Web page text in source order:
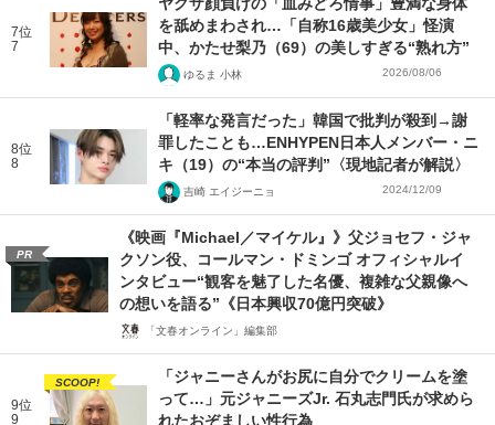
7位
7
ヤクザ顔負けの「血みどろ情事」豊満な身体
を舐めまわされ…「自称16歳美少女」怪演
中、かたせ梨乃（69）の美しすぎる“熟れ方”
ゆるま 小林 2026/08/06
8位
8
「軽率な発言だった」韓国で批判が殺到→謝
罪したことも…ENHYPEN日本人メンバー・ニ
キ（19）の“本当の評判”〈現地記者が解説〉
吉崎 エイジーニョ 2024/12/09
PR
《映画『Michael／マイケル』》父ジョセフ・ジャ
クソン役、コールマン・ドミンゴ オフィシャルイ
ンタビュー“観客を魅了した名優、複雑な父親像へ
の想いを語る”《日本興収70億円突破》
「文春オンライン」編集部
9位
9
SCOOP!
「ジャニーさんがお尻に自分でクリームを塗
って…」元ジャニーズJr. 石丸志門氏が求めら
れたおぞましい性行為